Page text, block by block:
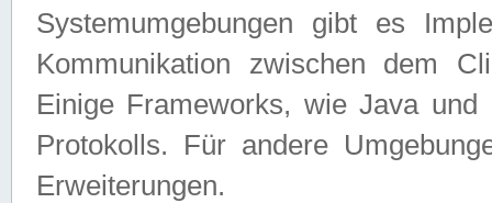
Systemumgebungen gibt es
Kommunikation zwischen dem
Einige Frameworks, wie Java
Protokolls. Für andere
Erweiterungen.